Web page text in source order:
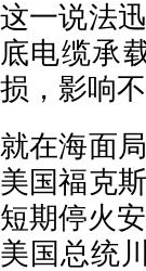
这一说法
底电缆承
损，影响
就在海面
美国福克
短期停火
美国总统